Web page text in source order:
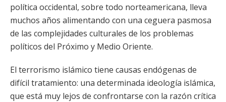
política occidental, sobre todo norteamericana, lleva
muchos años alimentando con una ceguera pasmosa
de las complejidades culturales de los problemas
políticos del Próximo y Medio Oriente.
El terrorismo islámico tiene causas endógenas de
difícil tratamiento: una determinada ideología islámica,
que está muy lejos de confrontarse con la razón crítica